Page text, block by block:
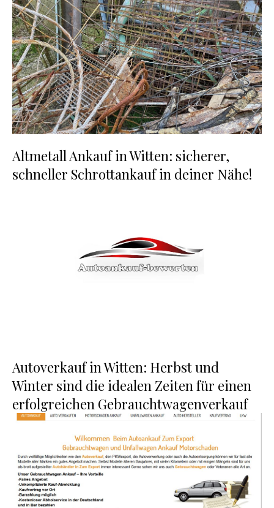
Altmetall Ankauf in Witten: sicherer,
schneller Schrottankauf in deiner Nähe!
Autoverkauf in Witten: Herbst und
Winter sind die idealen Zeiten für einen
erfolgreichen Gebrauchtwagenverkauf